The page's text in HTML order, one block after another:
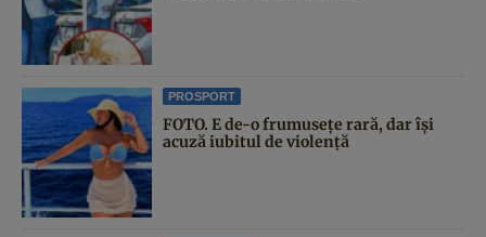
PROSPORT
FOTO. E de-o frumusețe rară, dar își
acuză iubitul de violență